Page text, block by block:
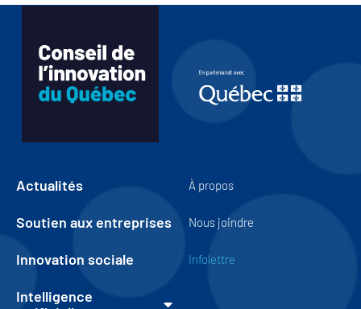
Actualités
Soutien aux entreprises
Innovation sociale
Intelligence
À propos
Nous joindre
Infolettre